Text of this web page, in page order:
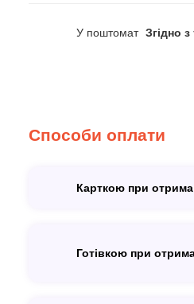
У поштомат Згідно
Способи оплати
Карткою при
Готівкою при